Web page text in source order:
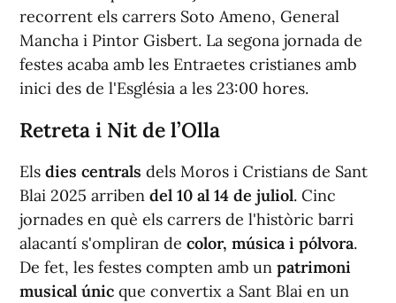
recorrent els carrers Soto Ameno, General
Mancha i Pintor Gisbert. La segona jornada de
festes acaba amb les Entraetes cristianes amb
inici des de l'Església a les 23:00 hores.
Retreta i Nit de l’Olla
Els dies centrals dels Moros i Cristians de Sant
Blai 2025 arriben del 10 al 14 de juliol. Cinc
jornades en què els carrers de l'històric barri
alacantí s'ompliran de color, música i pólvora.
De fet, les festes compten amb un patrimoni
musical únic que convertix a Sant Blai en un